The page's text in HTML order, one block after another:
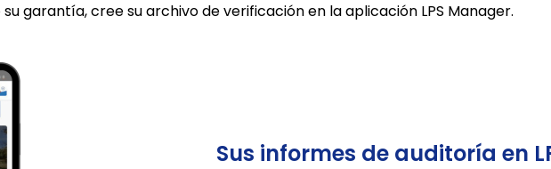
garantía, cree su archivo de verificación en la aplicación LPS Manager.
Sus informes de auditoría en